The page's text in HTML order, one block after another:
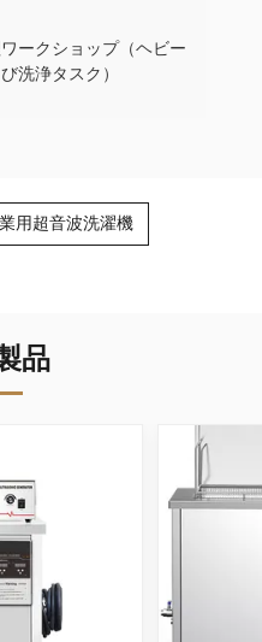
ークショップ（ヘビー
洗浄タスク）
用超音波洗濯機
品